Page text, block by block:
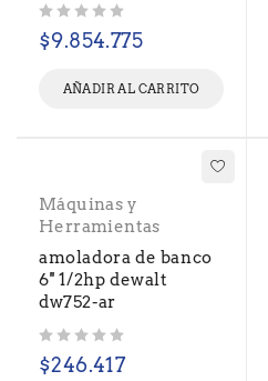
$9.854.775
AÑADIR AL CARRITO
Máquinas y
Herramientas
amoladora de banco
6'' 1/2hp dewalt
dw752-ar
$246.417